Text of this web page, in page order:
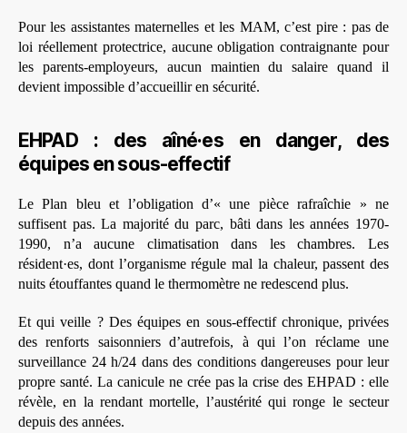
Pour les assistantes maternelles et les MAM, c’est pire : pas de
loi réellement protectrice, aucune obligation contraignante pour
les parents-employeurs, aucun maintien du salaire quand il
devient impossible d’accueillir en sécurité.
EHPAD : des aîné·es en danger, des
équipes en sous-effectif
Le Plan bleu et l’obligation d’« une pièce rafraîchie » ne
suffisent pas. La majorité du parc, bâti dans les années 1970-
1990, n’a aucune climatisation dans les chambres. Les
résident·es, dont l’organisme régule mal la chaleur, passent des
nuits étouffantes quand le thermomètre ne redescend plus.
Et qui veille ? Des équipes en sous-effectif chronique, privées
des renforts saisonniers d’autrefois, à qui l’on réclame une
surveillance 24 h/24 dans des conditions dangereuses pour leur
propre santé. La canicule ne crée pas la crise des EHPAD : elle
révèle, en la rendant mortelle, l’austérité qui ronge le secteur
depuis des années.